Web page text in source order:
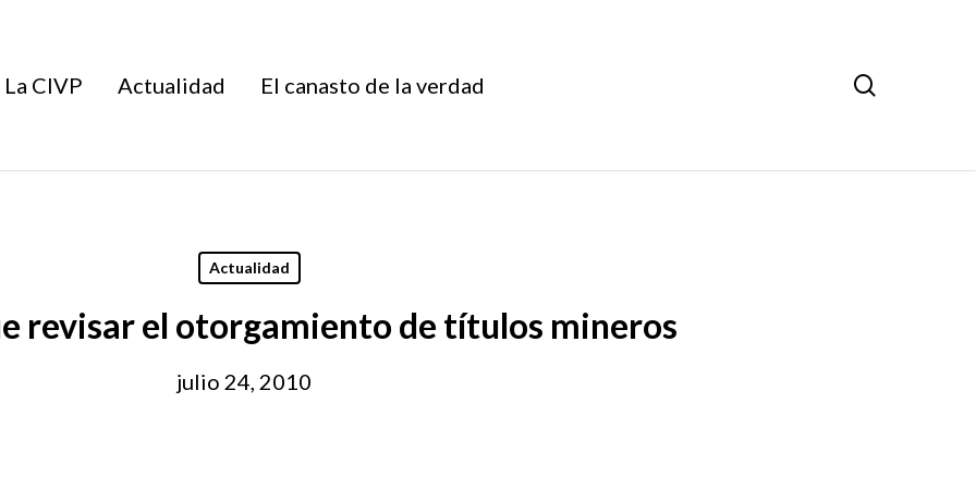
La CIVP Actualidad El canasto de la verdad
Actualidad
revisar el otorgamiento de títulos mineros
julio 24, 2010